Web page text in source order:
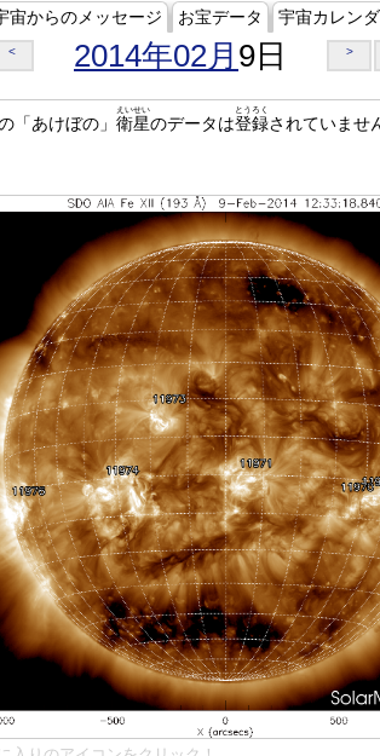
宙からのメッセージ お宝データ 宇宙カレン
< 2014年02月 9日 >
「あけぼの」 衛星
えいせい
のデータは登録
とうろく
されていませ